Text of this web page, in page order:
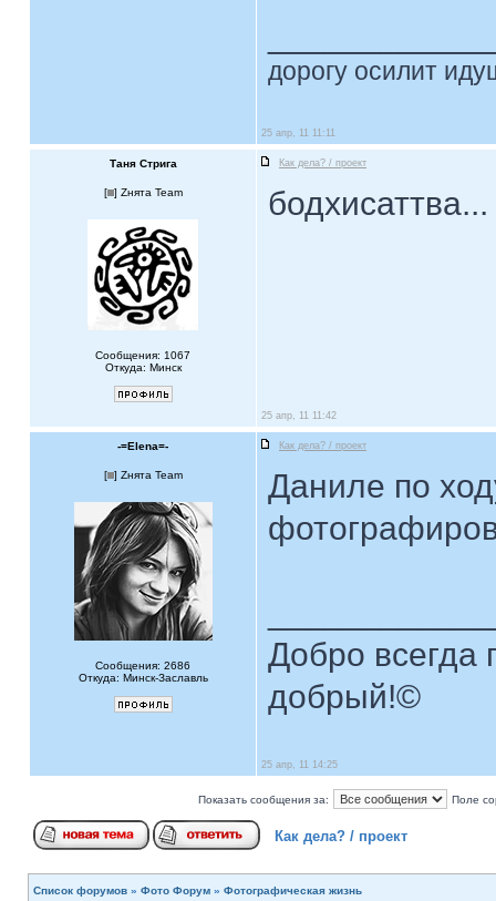
дорогу осилит
25 апр, 11 11:11
Таня Стрига Как дела? / проект
[ ] Zнята Team
Сообщения: 1067
Откуда: Минск
бодхисаттва...
25 апр, 11 11:42
-=Elena=- Как дела? / проект
[ ] Zнята Team
Сообщения: 2686
Откуда: Минск-Заславль
Даниле по
Добро всегда
добрый!©
25 апр, 11 14:25
Показать сообщения за: Поле
Как дела? / проект
Список форумов » Фото Форум » Фотографическая жизнь